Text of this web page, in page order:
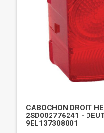
CABOCHON DROIT
2SD002776241 -
9EL137308001